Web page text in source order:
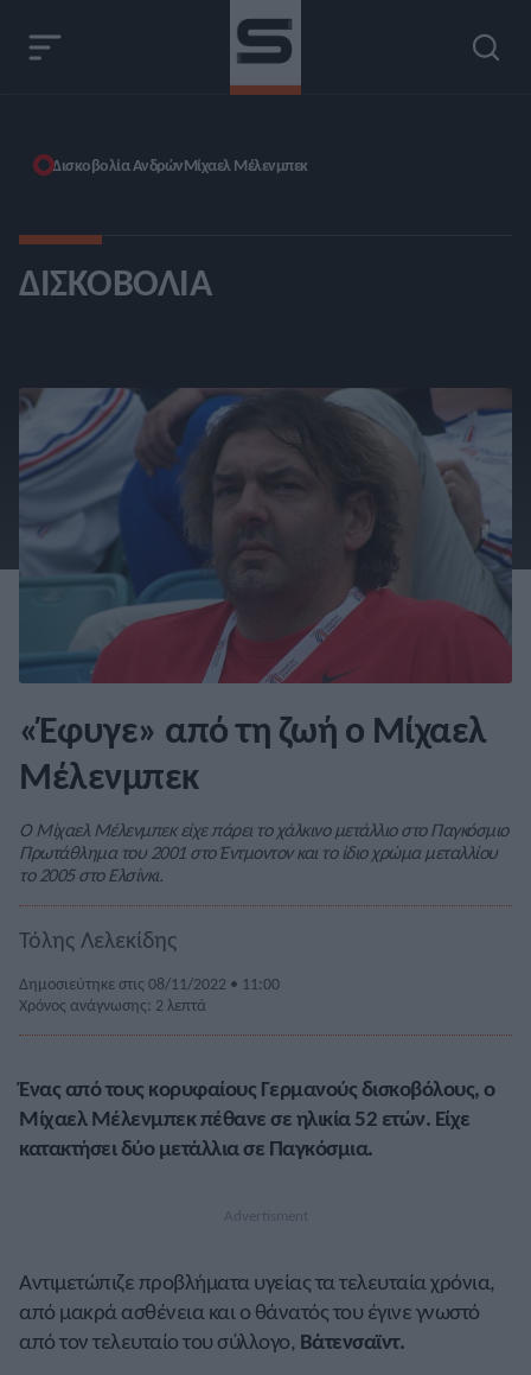
Δισκοβολία ΑνδρώνΜίχαελ Μέλενμπεκ
ΔΙΣΚΟΒΟΛΊΑ
«Έφυγε» από τη ζωή ο Μίχαελ
Μέλενμπεκ
Ο Μίχαελ Μέλενμπεκ είχε πάρει το χάλκινο μετάλλιο στο Παγκόσμιο
Πρωτάθλημα του 2001 στο Έντμοντον και το ίδιο χρώμα μεταλλίου
το 2005 στο Ελσίνκι.
Τόλης Λελεκίδης
Δημοσιεύτηκε στις 08/11/2022 • 11:00
Χρόνος ανάγνωσης: 2 λεπτά
Ένας από τους κορυφαίους Γερμανούς δισκοβόλους, ο
Μίχαελ Μέλενμπεκ πέθανε σε ηλικία 52 ετών. Είχε
κατακτήσει δύο μετάλλια σε Παγκόσμια.
Αντιμετώπιζε προβλήματα υγείας τα τελευταία χρόνια,
από μακρά ασθένεια και ο θάνατός του έγινε γνωστό
από τον τελευταίο του σύλλογο, Βάτενσαϊντ.